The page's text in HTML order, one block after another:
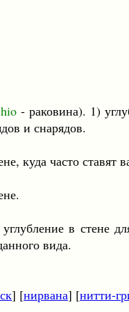
- раковина). 1)
и снарядов.
часто ставят
в стене
вида.
] [нирвана] [нитти-